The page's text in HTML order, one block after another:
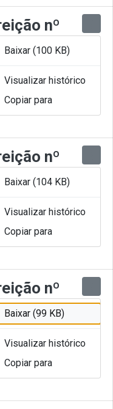
nº
por Artur
nº
por Artur
nº
por Artur
Baixar (100 KB)
Visualizar histórico
Copiar para
Baixar (104 KB)
Visualizar histórico
Copiar para
Baixar (99 KB)
Visualizar histórico
Copiar para